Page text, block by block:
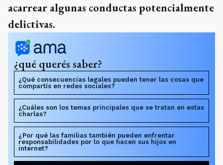
acarrear algunas conductas potencialmente
delictivas.
¿qué querés saber?
¿Qué consecuencias legales pueden tener las cosas que
compartís en redes sociales?
¿Cuáles son los temas principales que se tratan en estas
charlas?
¿Por qué las familias también pueden enfrentar
responsabilidades por lo que hacen sus hijos en
internet?